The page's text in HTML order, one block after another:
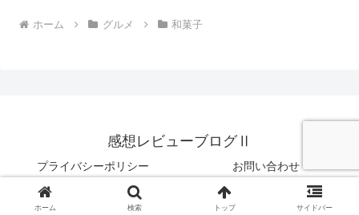
ホーム グルメ 和菓子
感想レビューブログⅡ
プライバシーポリシー お問い合わせ
© 2010 感想レビューブログⅡ.
ホーム 検索 トップ サイドバー